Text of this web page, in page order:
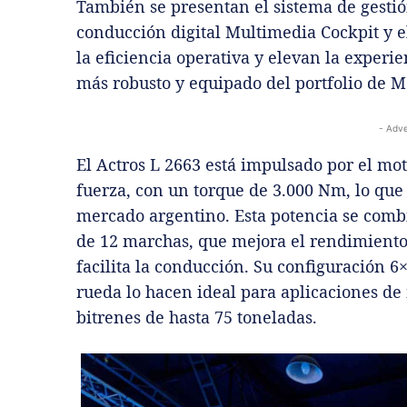
También se presentan el sistema de
conducción digital Multimedia Cockpit y
la eficiencia operativa y elevan la
más robusto y equipado del portfolio de
-
El Actros L 2663 está impulsado por el
fuerza, con un torque de 3.000 Nm, lo
mercado argentino. Esta potencia se
de 12 marchas, que mejora el
facilita la conducción. Su configuración
rueda lo hacen ideal para aplicaciones
bitrenes de hasta 75 toneladas.